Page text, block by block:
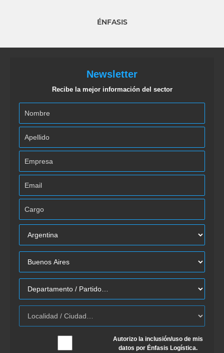
ÉNFASIS
Newsletter
Recibe la mejor información del sector
Autorizo la inclusión/uso de mis
datos por Énfasis Logística.